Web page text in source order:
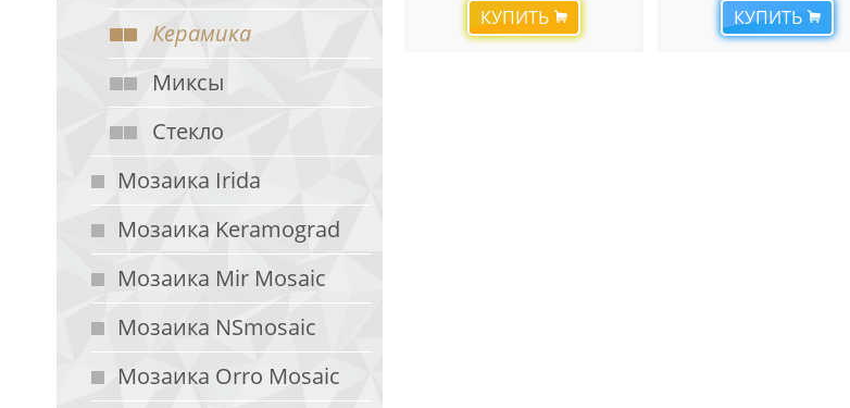
Керамика
Миксы
Стекло
Мозаика Irida
Мозаика Keramograd
Мозаика Mir Mosaic
Мозаика NSmosaic
Мозаика Orro Mosaic
КУПИТЬ КУПИТЬ